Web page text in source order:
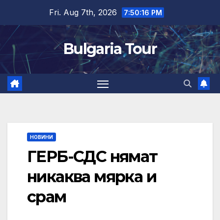
content
Fri. Aug 7th, 2026 7:50:17 PM
Bulgaria Tour
НОВИНИ
ГЕРБ-СДС нямат
никаква мярка и
срам